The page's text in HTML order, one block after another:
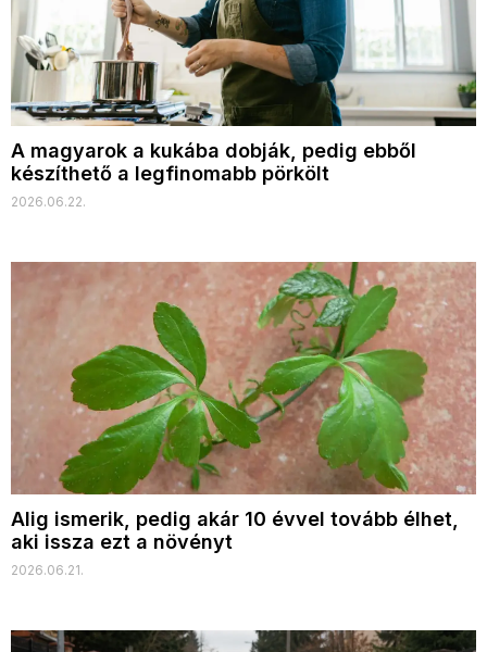
A magyarok a kukába dobják, pedig ebből
készíthető a legfinomabb pörkölt
2026.06.22.
Alig ismerik, pedig akár 10 évvel tovább élhet,
aki issza ezt a növényt
2026.06.21.